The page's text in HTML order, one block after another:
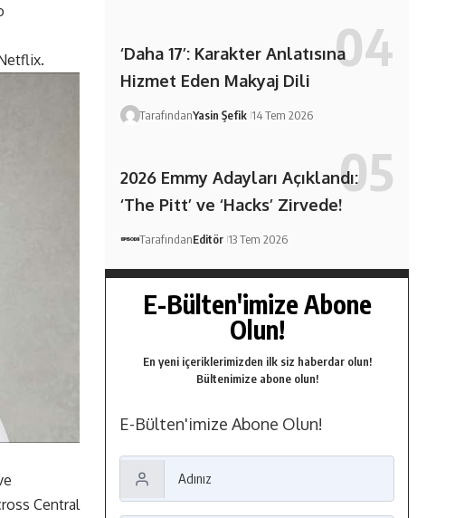
Central
‘Daha 17’: Karakter Anlatısına
Hizmet Eden Makyaj Dili
TarafındanYasin Şefik 14 Tem 2026
2026 Emmy Adayları Açıklandı:
‘The Pitt’ ve ‘Hacks’ Zirvede!
TarafındanEditör 13 Tem 2026
E-Bülten'imize Abone
Olun!
En yeni içeriklerimizden ilk siz haberdar olun!
Bültenimize abone olun!
E-Bülten'imize Abone Olun!